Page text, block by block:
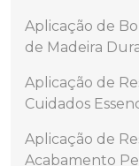
Aplicação de
de Madeira
Aplicação de
Cuidados
Aplicação de
Acabamento